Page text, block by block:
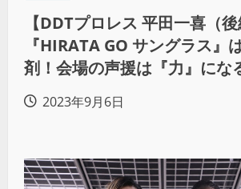
【DDTプロレス 平田一喜（後
『HIRATA GO サングラス』
剤！会場の声援は『力』にな
2023年9月6日